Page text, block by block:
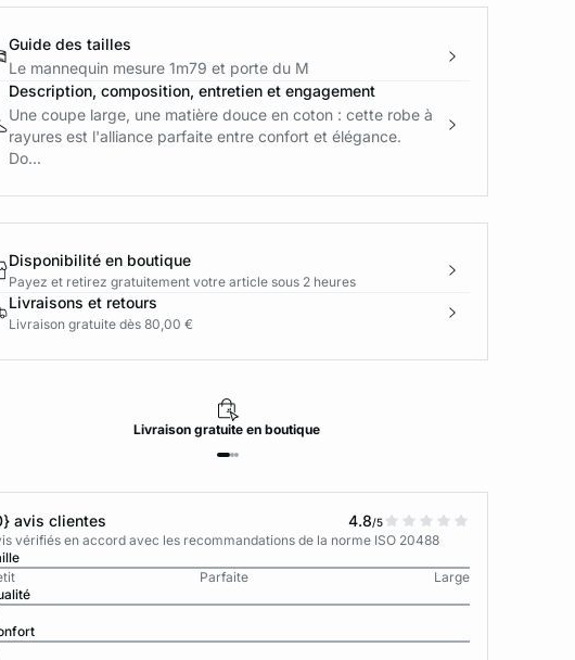
Guide des tailles
Le mannequin mesure 1m79 et porte du M
Description, composition, entretien et engagement
Une coupe large, une matière douce en coton : cette robe à
rayures est l'alliance parfaite entre confort et élégance.
Do...
Disponibilité en boutique
Payez et retirez gratuitement votre article sous 2 heures
Livraisons et retours
Livraison gratuite dès 80,00 €
Livraison gratuite en boutique
avis clientes 4.8/5
vérifiés en accord avec les recommandations de la norme ISO 20488
Parfaite
Large